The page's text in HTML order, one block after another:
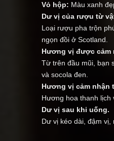
Vỏ hộp: Màu xanh
Dư vị của rượu từ
Loại rượu pha trộn
ngọn đồi ở Scotland.
Hương vị được cảm
Từ trên đầu mũi, bạn
và socola đen.
Hương vị cảm nhận
Hương hoa thanh lịch
Dư vị sau khi uống.
Dư vị kéo dài, đậm